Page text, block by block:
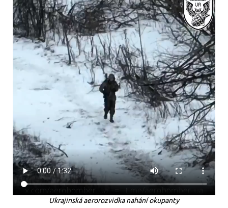
Ukrajinská aerorozvidka nahání okupanty